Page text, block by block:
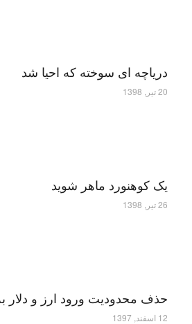
دریاچه ای سوخته که احیا شد
20 تیر, 1398
یک کوهنورد ماهر شوید
26 تیر, 1398
حذف محدودیت ورود ارز و دلار
12 اسفند, 1397